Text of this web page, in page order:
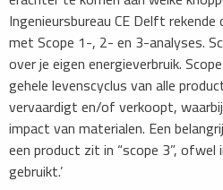
Ingenieursbureau CE Delft
met Scope 1-, 2- en 3-analyses.
over je eigen energieverbruik.
gehele levenscyclus van alle
vervaardigt en/of verkoopt,
impact van materialen. Een
een product zit in “scope 3”, ofwel
gebruikt.’